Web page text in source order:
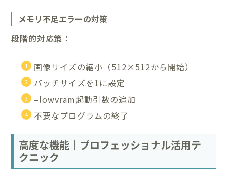
メモリ不足エラーの対策
段階的対応策：
画像サイズの縮小（512×512から開始）
バッチサイズを1に設定
–lowvram起動引数の追加
不要なプログラムの終了
高度な機能｜プロフェッショナル活用テ
クニック